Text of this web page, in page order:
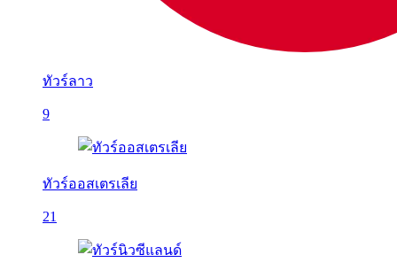
ทัวร์ลาว
9
ทัวร์ออสเตรเลีย
21